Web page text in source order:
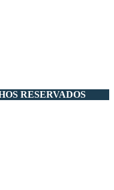
RESERVADOS